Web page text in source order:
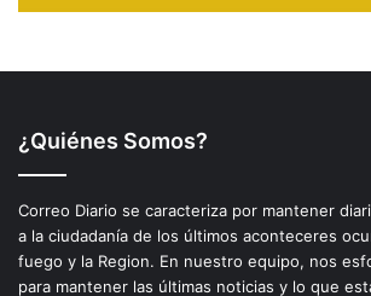
¿Quiénes Somos?
Correo Diario se caracteriza por mantener
a la ciudadanía de los últimos aconteceres
fuego y la Region. En nuestro equipo, nos
para mantener las últimas noticias y lo que